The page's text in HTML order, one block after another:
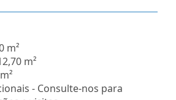
m²
m²
- Consulte-nos para